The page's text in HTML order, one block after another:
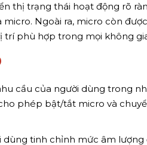
thị trạng thái hoạt động rõ
Ngoài ra, micro còn
phù hợp trong mọi không
cầu của người dùng trong
phép bật/tắt micro và
tinh chỉnh mức âm lượng